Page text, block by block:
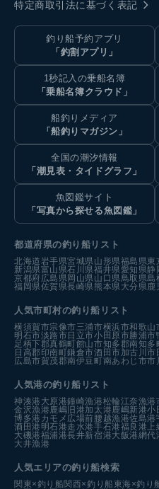
釣り船予約アプリ
「釣割アプリ」
1秒記入の乗船名簿
「乗船名簿クラウド」
船釣りメディア
「船釣りマガジン」
全国の潮汐情報
「潮見表・タイドグラフ」
魚図鑑サイト
「写真から探せる魚図鑑」
都道府県の釣り船リスト
北海道岩手県宮城県山形県福島県東
新潟県富山県石川県福井県愛知県静
京都府広島県岡山県山口県鳥取県島
人気市町村の釣り船リスト
横須賀市宗像市三浦市横浜市和歌山
明石市 淡路市日立市 小田原市勝浦市
足柄下郡真鶴町館山市 知多郡南知多
日高郡印南町鎌倉市酒田市加古川市
人気港の釣り船リスト
神湊港大原港鐘崎漁港松輪江奈漁港
金沢漁港鹿嶋旧港加太港鹿嶋新港小
博多港カモメ広場前腰越漁港佐島港
酒田港明石港走水港手石港福良港上
大磯港福浦港
人気エリアの釣り船検索